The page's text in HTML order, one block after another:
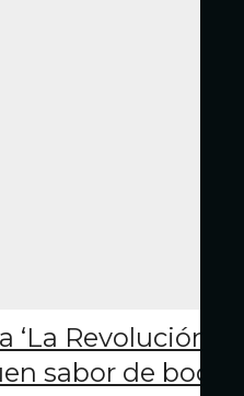
‘La Revolución
sabor de boca